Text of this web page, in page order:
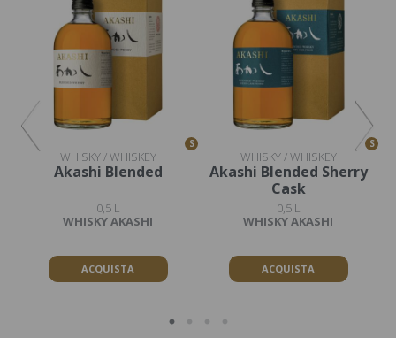
S
WHISKY / WHISKEY
Akashi Blended
0,5 L
WHISKY AKASHI
ACQUISTA
S
WHISKY / WHISKEY
Akashi Blended Sherry
Cask
0,5 L
WHISKY AKASHI
ACQUISTA